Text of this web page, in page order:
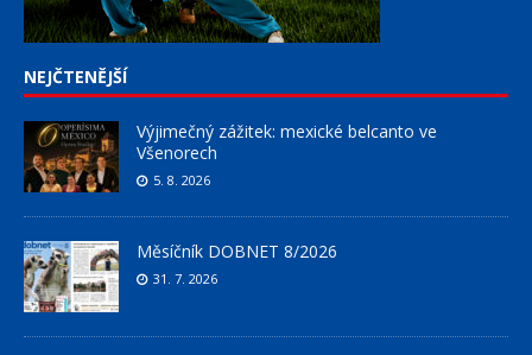
NEJČTENĚJŠÍ
Výjimečný zážitek: mexické belcanto ve
Všenorech
5. 8. 2026
Měsíčník DOBNET 8/2026
31. 7. 2026